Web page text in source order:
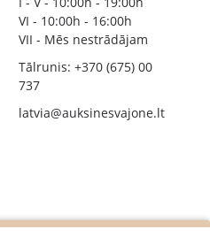
VI - 10:00h - 16:00h
VII - Mēs nestrādājam
Tālrunis: +370 (675) 00
737
latvia@auksinesvajone.lt